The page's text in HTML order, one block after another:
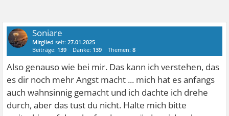
Soniare
Mitglied seit:27.01.2025
Beiträge: 139 Danke: 139 Themen:8
Also genauso wie bei mir. Das kann ich verstehen, das
es dir noch mehr Angst macht ... mich hat es anfangs
auch wahnsinnig gemacht und ich dachte ich drehe
durch, aber das tust du nicht. Halte mich bitte